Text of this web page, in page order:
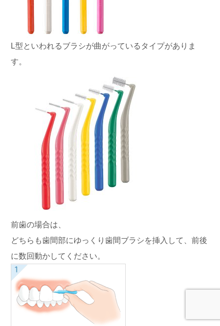
L型といわれるブラシが曲がっているタイプがありま
す。
前歯の場合は、
どちらも歯間部にゆっくり歯間ブラシを挿入して、前後
に数回動かしてください。